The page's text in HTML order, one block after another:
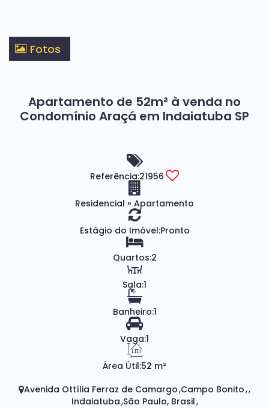
Fotos
Apartamento de 52m² à venda no
Condomínio Araçá em Indaiatuba SP
Referência:21956
Residencial » Apartamento
Estágio do Imóvel:Pronto
Quartos:2
Sala:1
Banheiro:1
Vaga:1
Área Útil:52 m²
Avenida Ottília Ferraz de Camargo Campo Bonito
Indaiatuba São Paulo, Brasil